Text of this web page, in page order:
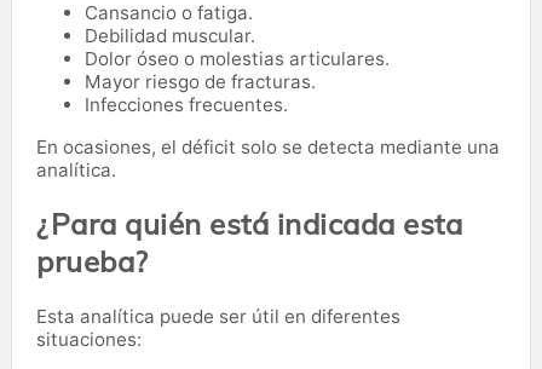
Cansancio o fatiga.
Debilidad muscular.
Dolor óseo o molestias articulares.
Mayor riesgo de fracturas.
Infecciones frecuentes.
En ocasiones, el déficit solo se detecta mediante una
analítica.
¿Para quién está indicada esta
prueba?
Esta analítica puede ser útil en diferentes
situaciones: